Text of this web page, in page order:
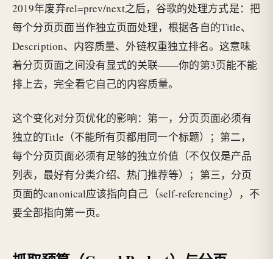
2019年废弃rel=prev/next之后，谷歌的处理方式是：把
每个分页页面当作独立页面处理，根据各自的Title、
Description、内容质量、外链权重独立排名。这意味
着分页页面之间没有显式的关联——你的第3页能不能
排上去，完全看它自己的内容质量。
这个变化对分页优化的影响：第一，分页页面必须有
独立的Title（不能所有页都用同一个标题）；第二，
每个分页页面必须有足够的独立价值（不仅仅是产品
列表，最好有分类介绍、热门推荐等）；第三，分页
页面的canonical应该指向自己（self-referencing），不
要全部指向第一页。